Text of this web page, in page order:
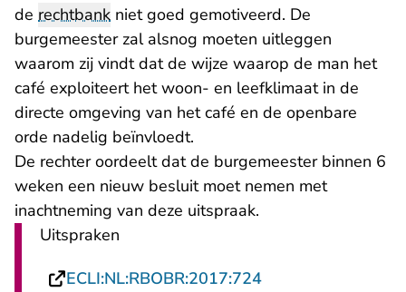
de rechtbank niet goed gemotiveerd. De
burgemeester zal alsnog moeten uitleggen
waarom zij vindt dat de wijze waarop de man het
café exploiteert het woon- en leefklimaat in de
directe omgeving van het café en de openbare
orde nadelig beïnvloedt.
De rechter oordeelt dat de burgemeester binnen 6
weken een nieuw besluit moet nemen met
inachtneming van deze uitspraak.
Uitspraken
ECLI:NL:RBOBR:2017:724- U verlaat